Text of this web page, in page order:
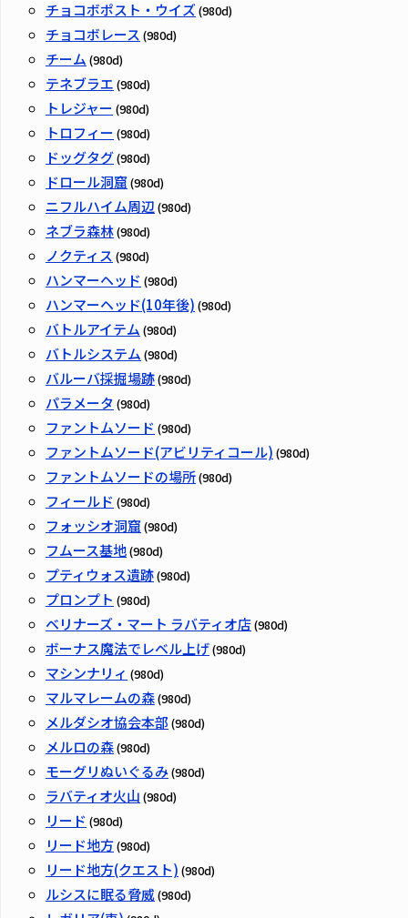
チョコボポスト・ウイズ(980d)
チョコボレース (980d)
チーム (980d)
テネブラエ (980d)
トレジャー (980d)
トロフィー (980d)
ドッグタグ(980d)
ドロール洞窟(980d)
ニフルハイム周辺 (980d)
ネブラ森林(980d)
ノクティス (980d)
ハンマーヘッド (980d)
ハンマーヘッド(10年後) (980d)
バトルアイテム (980d)
バトルシステム (980d)
バルーバ採掘場跡(980d)
パラメータ (980d)
ファントムソード (980d)
ファントムソード(アビリティコール) (980d)
ファントムソードの場所(980d)
フィールド (980d)
フォッシオ洞窟(980d)
フムース基地(980d)
プティウォス遺跡(980d)
プロンプト (980d)
ベリナーズ・マート ラバティオ店(980d)
ボーナス魔法でレベル上げ(980d)
マシンナリィ (980d)
マルマレームの森(980d)
メルダシオ協会本部 (980d)
メルロの森(980d)
モーグリぬいぐるみ(980d)
ラバティオ火山 (980d)
リード (980d)
リード地方(980d)
リード地方(クエスト) (980d)
ルシスに眠る脅威(980d)